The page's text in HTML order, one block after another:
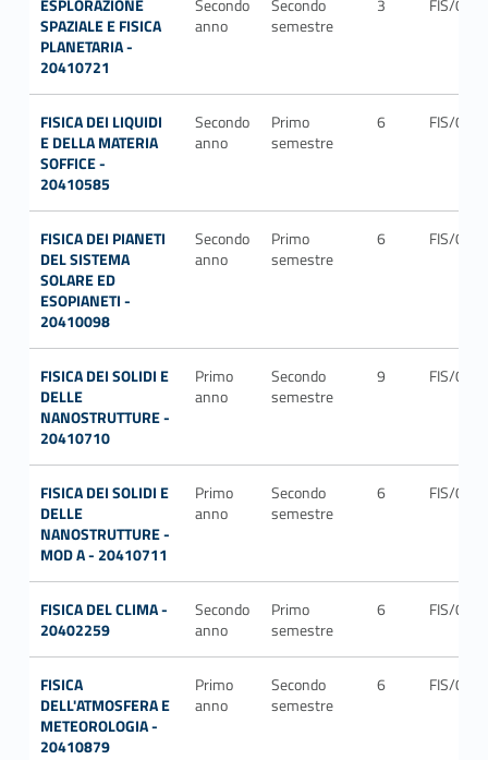
ESPLORAZIONE
SPAZIALE E FISICA
PLANETARIA -
20410721
Secondo
anno
Secondo
semestre
3 FIS/06
FISICA DEI LIQUIDI
E DELLA MATERIA
SOFFICE -
20410585
Secondo
anno
Primo
semestre
6 FIS/03
FISICA DEI PIANETI
DEL SISTEMA
SOLARE ED
ESOPIANETI -
20410098
Secondo
anno
Primo
semestre
6 FIS/05
FISICA DEI SOLIDI E
DELLE
NANOSTRUTTURE -
20410710
Primo
anno
Secondo
semestre
9 FIS/03
FISICA DEI SOLIDI E
DELLE
NANOSTRUTTURE -
MOD A - 20410711
Primo
anno
Secondo
semestre
6 FIS/03
FISICA DEL CLIMA -
20402259
Secondo
anno
Primo
semestre
6 FIS/06
FISICA
DELL'ATMOSFERA E
METEOROLOGIA -
20410879
Primo
anno
Secondo
semestre
6 FIS/06